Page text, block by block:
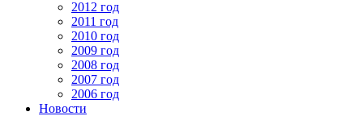
2012 год
2011 год
2010 год
2009 год
2008 год
2007 год
2006 год
Новости